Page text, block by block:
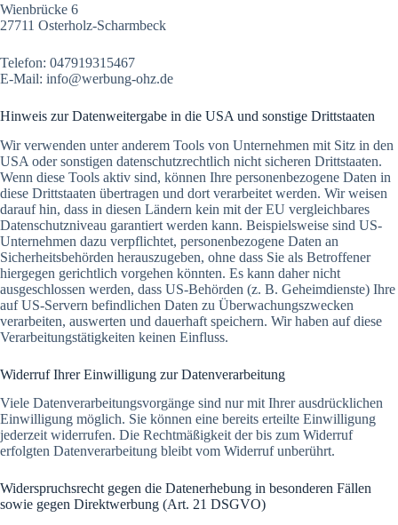
Wienbrücke 6
27711 Osterholz-Scharmbeck
Telefon: 047919315467
E-Mail: info@werbung-ohz.de
Hinweis zur Datenweitergabe in die USA und sonstige Drittstaaten
Wir verwenden unter anderem Tools von Unternehmen mit Sitz in den
USA oder sonstigen datenschutzrechtlich nicht sicheren Drittstaaten.
Wenn diese Tools aktiv sind, können Ihre personenbezogene Daten in
diese Drittstaaten übertragen und dort verarbeitet werden. Wir weisen
darauf hin, dass in diesen Ländern kein mit der EU vergleichbares
Datenschutzniveau garantiert werden kann. Beispielsweise sind US-
Unternehmen dazu verpflichtet, personenbezogene Daten an
Sicherheitsbehörden herauszugeben, ohne dass Sie als Betroffener
hiergegen gerichtlich vorgehen könnten. Es kann daher nicht
ausgeschlossen werden, dass US-Behörden (z. B. Geheimdienste) Ihre
auf US-Servern befindlichen Daten zu Überwachungszwecken
verarbeiten, auswerten und dauerhaft speichern. Wir haben auf diese
Verarbeitungstätigkeiten keinen Einfluss.
Widerruf Ihrer Einwilligung zur Datenverarbeitung
Viele Datenverarbeitungsvorgänge sind nur mit Ihrer ausdrücklichen
Einwilligung möglich. Sie können eine bereits erteilte Einwilligung
jederzeit widerrufen. Die Rechtmäßigkeit der bis zum Widerruf
erfolgten Datenverarbeitung bleibt vom Widerruf unberührt.
Widerspruchsrecht gegen die Datenerhebung in besonderen Fällen
sowie gegen Direktwerbung (Art. 21 DSGVO)